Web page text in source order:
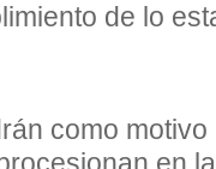
de lo
como motivo